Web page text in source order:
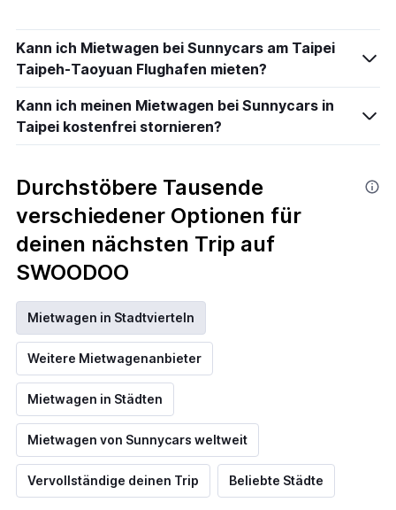
Kann ich Mietwagen bei Sunnycars am Taipei
Taipeh-Taoyuan Flughafen mieten?
Kann ich meinen Mietwagen bei Sunnycars in
Taipei kostenfrei stornieren?
Durchstöbere Tausende
verschiedener Optionen für
deinen nächsten Trip auf
SWOODOO
Mietwagen in Stadtvierteln
Weitere Mietwagenanbieter
Mietwagen in Städten
Mietwagen von Sunnycars weltweit
Vervollständige deinen Trip Beliebte Städte